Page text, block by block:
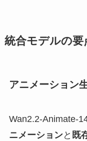
統合モデルの
アニメーション
Wan2.2-Animate-
ニメーションと 既